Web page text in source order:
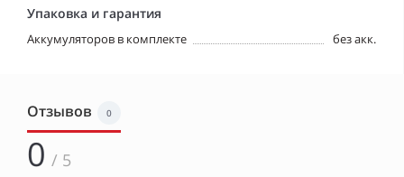
Упаковка и гарантия
Аккумуляторов в комплекте без акк.
Отзывов 0
0 / 5